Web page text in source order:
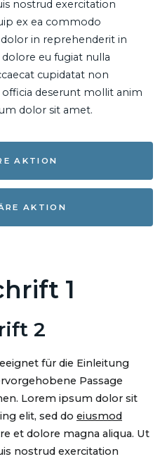
nostrud exercitation
ex ea commodo
in reprehenderit in
eu fugiat nulla
cupidatat non
deserunt mollit anim
dolor sit amet.
AKTION
AKTION
1
2
für die Einleitung
Passage
Lorem ipsum dolor sit
elit, sed do eiusmod
et dolore magna aliqua. Ut
nostrud exercitation